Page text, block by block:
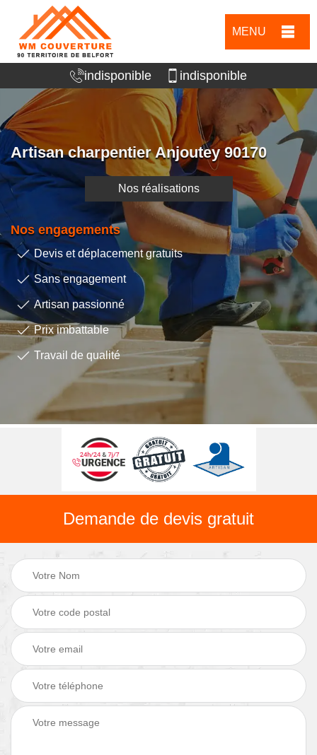
MENU
indisponible indisponible
Artisan charpentier Anjoutey 90170
Nos réalisations
Nos engagements
Devis et déplacement gratuits
Sans engagement
Artisan passionné
Prix imbattable
Travail de qualité
Demande de devis gratuit